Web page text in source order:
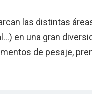
las distintas
en una gran
de pesaje,